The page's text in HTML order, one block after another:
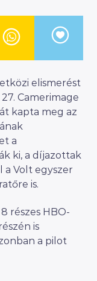
elismerést
Camerimage
kapta meg az
a
ki, a díjazottak
Volt egyszer
is.
részes HBO-
is
a pilot